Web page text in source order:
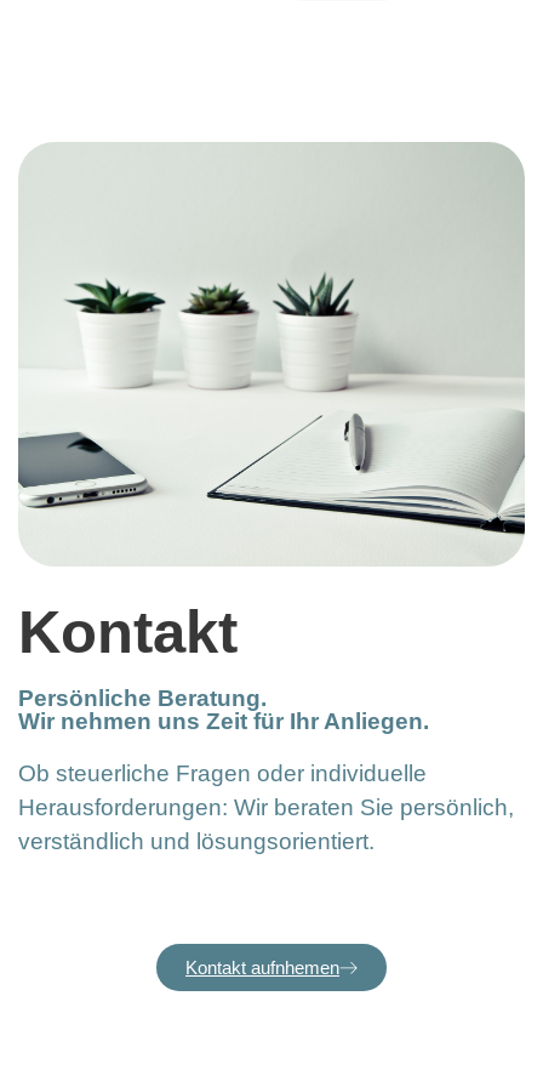
Kontakt
Persönliche Beratung.
Wir nehmen uns Zeit für Ihr Anliegen.
Ob steuerliche Fragen oder individuelle
Herausforderungen: Wir beraten Sie persönlich,
verständlich und lösungsorientiert.
Kontakt aufnhemen